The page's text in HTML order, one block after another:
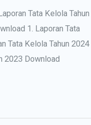
Tata Kelola Tahun
1. Laporan Tata
Tata Kelola Tahun 2024
2023 Download